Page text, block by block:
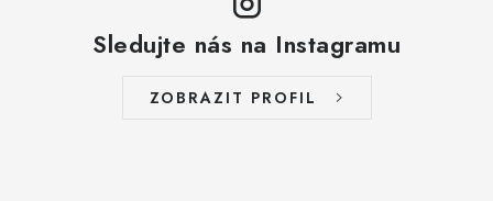
Sledujte nás na Instagramu
ZOBRAZIT PROFIL